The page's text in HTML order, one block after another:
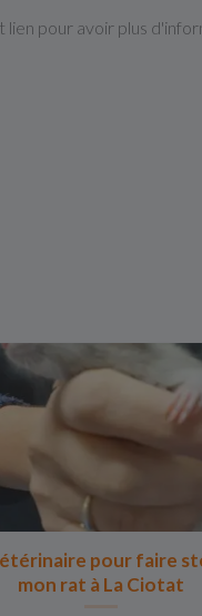
lien pour avoir plus
pour faire
mon rat à La Ciotat